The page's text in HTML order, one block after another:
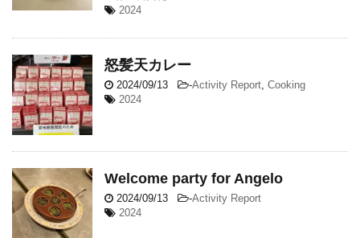
2024
怒髪天カレー
2024/09/13 -Activity Report, Cooking
2024
Welcome party for Angelo
2024/09/13 -Activity Report
2024